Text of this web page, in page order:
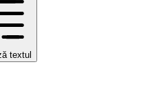
textul